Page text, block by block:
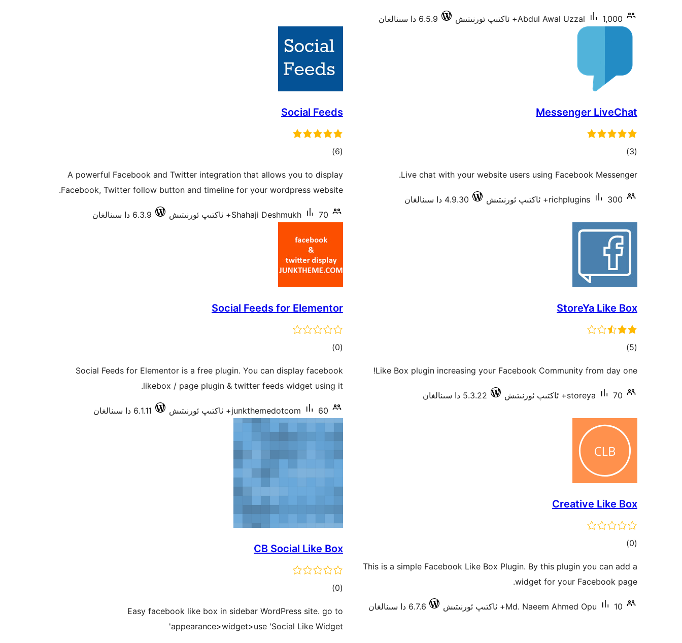
Abdul Awal Uzzal 1,000+ ئاكتىپ ئورنىتىش 6.5.9 دا سىنالغان
Messenger LiveChat
(3 ئومۇمىي)
Live chat with your website users using Facebook Messenger.
richplugins 300+ ئاكتىپ ئورنىتىش 4.9.30 دا سىنالغان
Social Feeds
(6 ئومۇمىي)
A powerful Facebook and Twitter integration that allows you to display
Facebook, Twitter follow button and timeline for your wordpress website.
Shahaji Deshmukh 70+ ئاكتىپ ئورنىتىش 6.3.9 دا سىنالغان
StoreYa Like Box
(5 ئومۇمىي)
Like Box plugin increasing your Facebook Community from day one!
storeya 70+ ئاكتىپ ئورنىتىش 5.3.22 دا سىنالغان
Social Feeds for Elementor
(0 ئومۇمىي)
Social Feeds for Elementor is a free plugin. You can display facebook
likebox / page plugin & twitter feeds widget using it.
junkthemedotcom 60+ ئاكتىپ ئورنىتىش 6.1.11 دا سىنالغان
Creative Like Box
(0 ئومۇمىي)
This is a simple Facebook Like Box Plugin. By this plugin you can add a
widget for your Facebook page.
Md. Naeem Ahmed Opu 10+ ئاكتىپ ئورنىتىش 6.7.6 دا سىنالغان
CB Social Like Box
(0 ئومۇمىي)
Easy facebook like box in sidebar WordPress site. go to
appearance>widget>use 'Social Like Widget'